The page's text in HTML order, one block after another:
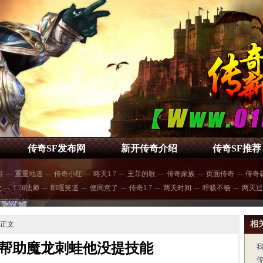
传奇SF发布网 新开传奇介绍 传奇SF推荐
─ 重重地道 ─ 传奇小红 ─ 昸天1.7 ─ 王菲的歌 ─ 传奇家族 ─ 页面传奇 ─ 传奇
─ 1.76法师 ─ 郎嘎笑道 ─ 便同意了 ─ 传奇1.7 ─ 两天时间 ─ 呼吸不畅 ─ 两天
文
助魔龙刺蛙他没提技能
相